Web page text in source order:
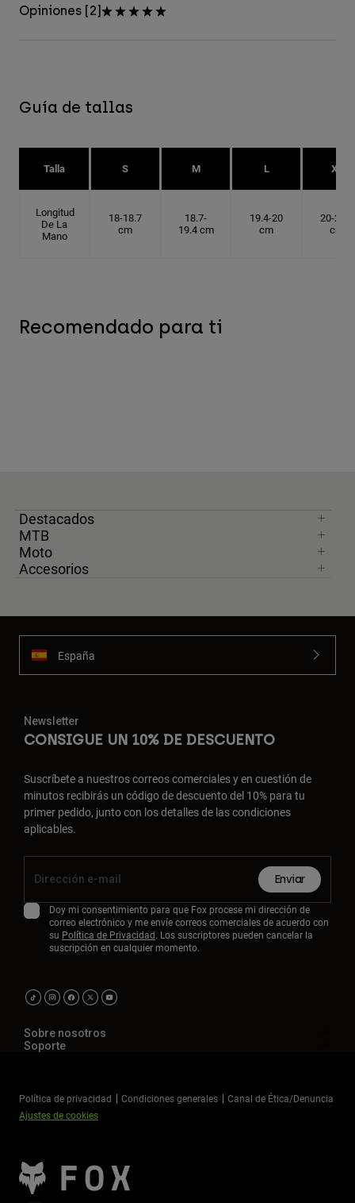
Opiniones [2]
Guía de tallas
Talla S M L XL
Longitud
De La
Mano
18-18.7
cm
18.7-
19.4 cm
19.4-20
cm
20-20.6
cm
Recomendado para ti
Destacados
MTB
Moto
Accesorios
España
Newsletter
CONSIGUE UN 10% DE DESCUENTO
Suscríbete a nuestros correos comerciales y en cuestión de
minutos recibirás un código de descuento del 10% para tu
primer pedido, junto con los detalles de las condiciones
aplicables.
Enviar
Doy mi consentimiento para que Fox procese mi dirección de
correo electrónico y me envíe correos comerciales de acuerdo con
su Política de Privacidad. Los suscriptores pueden cancelar la
suscripción en cualquier momento.
Sobre nosotros
Soporte
Política de privacidad Condiciones generales
Canal de Ética/Denuncia
Ajustes de cookies